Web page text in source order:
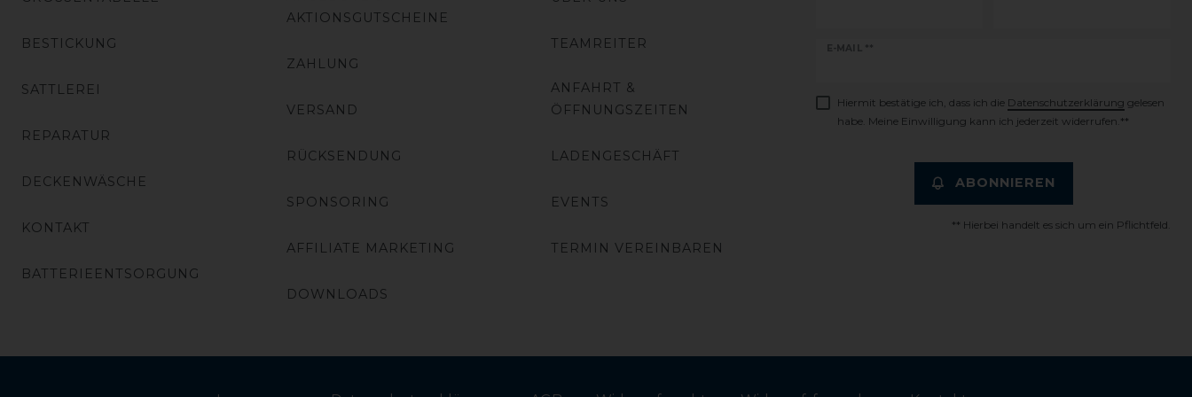
BESTICKUNG
SATTLEREI
REPARATUR
DECKENWÄSCHE
KONTAKT
BATTERIEENTSORGUNG
AKTIONSGUTSCHEINE
ZAHLUNG
VERSAND
RÜCKSENDUNG
SPONSORING
AFFILIATE MARKETING
DOWNLOADS
TEAMREITER
ANFAHRT &
ÖFFNUNGSZEITEN
LADENGESCHÄFT
EVENTS
TERMIN VEREINBAREN
E-MAIL **
Newsletter
Hiermit bestätige ich, dass ich die Daten­schutz­erklärung gelesen
habe. Meine Einwilligung kann ich jederzeit widerrufen.**
ABONNIEREN
** Hierbei handelt es sich um ein Pflichtfeld.